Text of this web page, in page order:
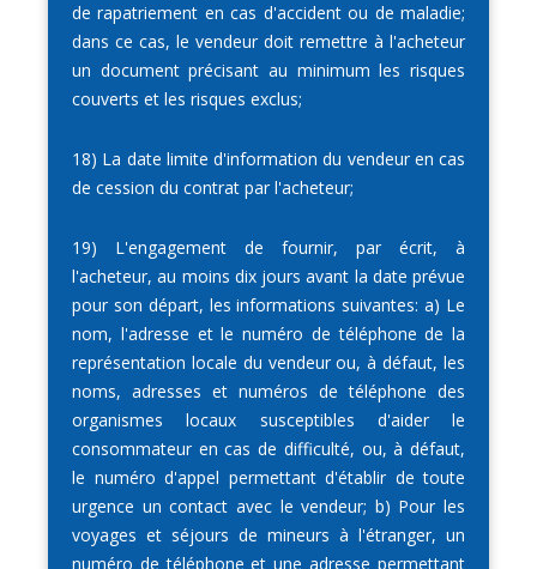
de rapatriement en cas d'accident ou de maladie;
dans ce cas, le vendeur doit remettre à l'acheteur
un document précisant au minimum les risques
couverts et les risques exclus;
18) La date limite d'information du vendeur en cas
de cession du contrat par l'acheteur;
19) L'engagement de fournir, par écrit, à
l'acheteur, au moins dix jours avant la date prévue
pour son départ, les informations suivantes: a) Le
nom, l'adresse et le numéro de téléphone de la
représentation locale du vendeur ou, à défaut, les
noms, adresses et numéros de téléphone des
organismes locaux susceptibles d'aider le
consommateur en cas de difficulté, ou, à défaut,
le numéro d'appel permettant d'établir de toute
urgence un contact avec le vendeur; b) Pour les
voyages et séjours de mineurs à l'étranger, un
numéro de téléphone et une adresse permettant